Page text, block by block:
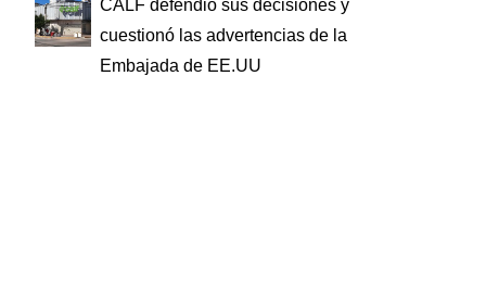
CALF defendió sus decisiones y
cuestionó las advertencias de la
Embajada de EE.UU